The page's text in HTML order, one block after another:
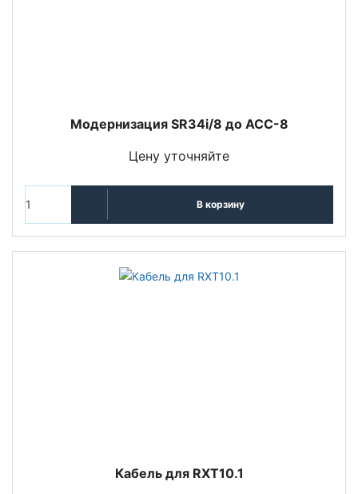
Модернизация SR34i/8 до ACC-8
Цену уточняйте
В корзину
Кабель для RXT10.1